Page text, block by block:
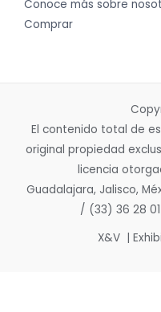
Conoce más sobre
Comprar
El contenido total de
original propiedad
licencia
Guadalajara, Jalisco,
/ (33) 36 28
X&V |